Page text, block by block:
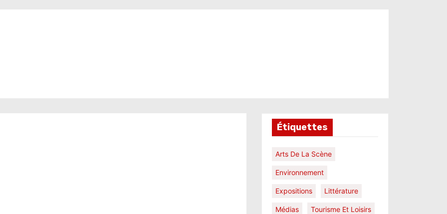
Étiquettes
Arts De La Scène
Environnement
Expositions Littérature
Médias Tourisme Et Loisirs